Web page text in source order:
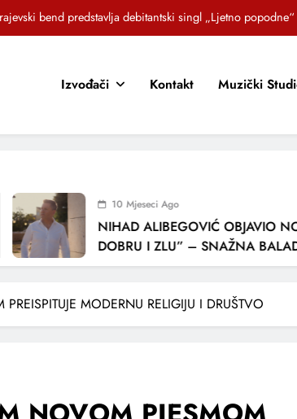
bend predstavlja debitantski singl „Ljetno popodne“
KROZ PJESMU POZVALI MALIŠANE NA DOBRE NAVIKE
KROZ PJESMU POZVALI MALIŠANE NA DOBRE NAVIKE
Izvođači Kontakt Muzički
10 Mjeseci Ago
NIHAD ALIBEGOVIĆ OBJAVIO
DOBRU I ZLU” – SNAŽNA BALADA
LJUBAVI I VREMENU KOJE NAS
MODERNU RELIGIJU I DRUŠTVO